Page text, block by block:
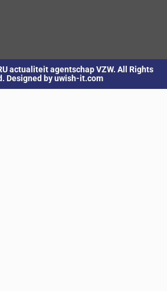
actualiteit agentschap VZW. All Rights
Designed by uwish-it.com